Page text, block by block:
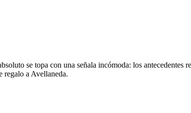
se topa con una señala incómoda: los antecedentes
regalo a Avellaneda.